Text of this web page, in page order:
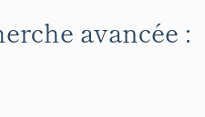
avancée :